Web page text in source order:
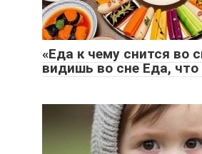
«Еда к чему снится во
видишь во сне Еда, что